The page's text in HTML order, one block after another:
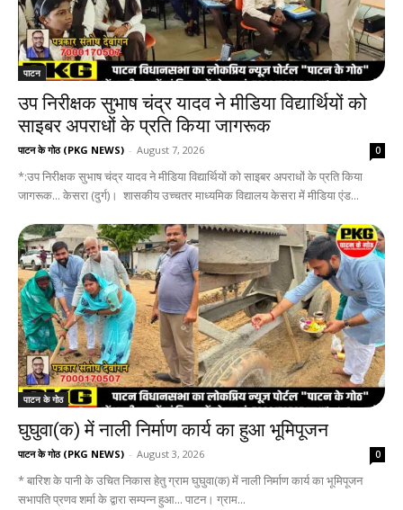
पाटन
उप निरीक्षक सुभाष चंद्र यादव ने मीडिया विद्यार्थियों को
साइबर अपराधों के प्रति किया जागरूक
पाटन के गोठ (PKG NEWS) - August 7, 2026 0
*:उप निरीक्षक सुभाष चंद्र यादव ने मीडिया विद्यार्थियों को साइबर अपराधों के प्रति किया
जागरूक... केसरा (दुर्ग)। शासकीय उच्चतर माध्यमिक विद्यालय केसरा में मीडिया एंड...
पाटन के गोठ
घुघुवा(क) में नाली निर्माण कार्य का हुआ भूमिपूजन
पाटन के गोठ (PKG NEWS) - August 3, 2026 0
* बारिश के पानी के उचित निकास हेतु ग्राम घुघुवा(क) में नाली निर्माण कार्य का भूमिपूजन
सभापति प्रणव शर्मा के द्वारा सम्पन्न हुआ... पाटन। ग्राम...